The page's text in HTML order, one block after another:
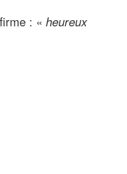
: « heureux